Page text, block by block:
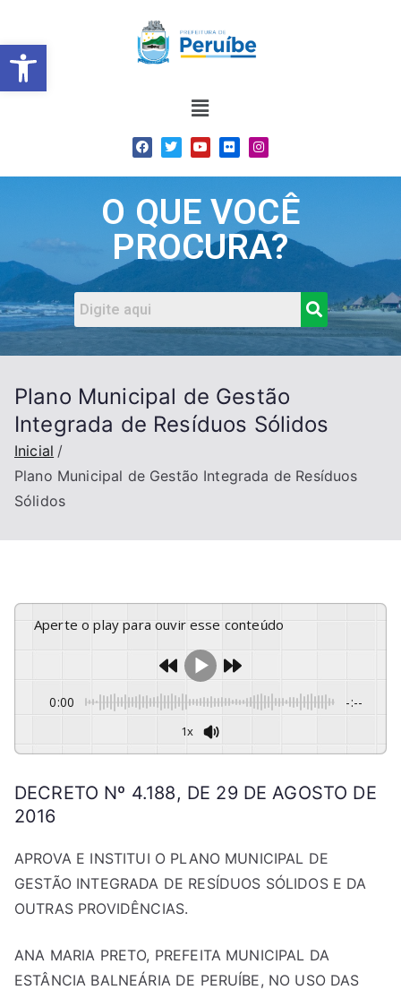
Barra de Ferramentas
O QUE VOCÊ
PROCURA?
Plano Municipal de Gestão
Integrada de Resíduos Sólidos
Inicial
Plano Municipal de Gestão Integrada de Resíduos
Sólidos
Aperte o play para ouvir esse conteúdo
0:00 -:--
1x
DECRETO Nº 4.188, DE 29 DE AGOSTO DE
2016
APROVA E INSTITUI O PLANO MUNICIPAL DE
GESTÃO INTEGRADA DE RESÍDUOS SÓLIDOS E DA
OUTRAS PROVIDÊNCIAS.
ANA MARIA PRETO, PREFEITA MUNICIPAL DA
ESTÂNCIA BALNEÁRIA DE PERUÍBE, NO USO DAS